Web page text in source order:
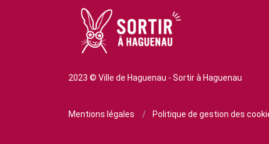
2023 © Ville de Haguenau - Sortir à Haguenau
Mentions légales / Politique de gestion des